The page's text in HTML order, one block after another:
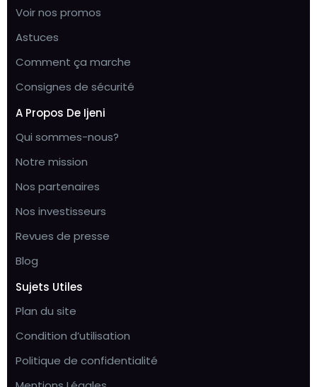
Voir nos promos
Astuces
Comment ça marche
Consignes de sécurité
A Propos De Ijeni
Qui sommes-nous?
Notre mission
Nos partenaires
Nos investisseurs
Revues de presse
Blog
Sujets Utiles
Plan du site
Condition d’utilisation
Politique de confidentialité